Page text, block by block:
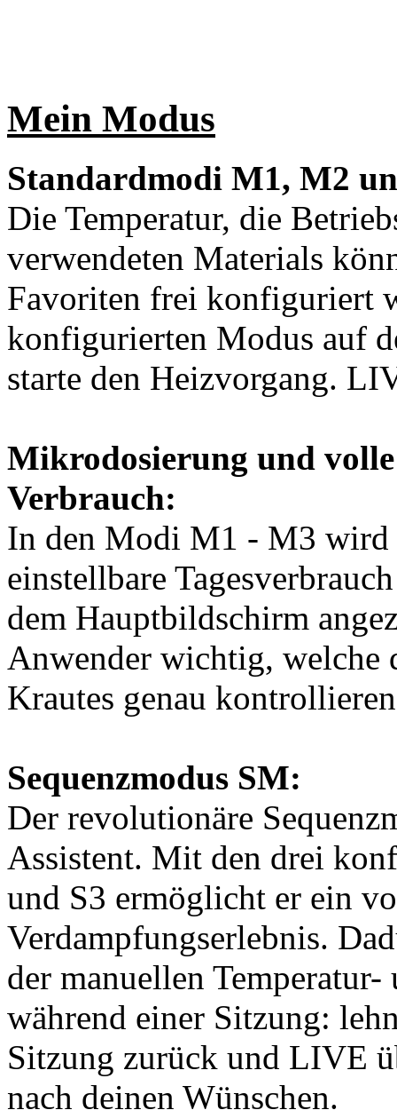
Mein Modus
Standardmodi M1, M2
Die Temperatur, die
verwendeten Materials
Favoriten frei konfiguriert
konfigurierten Modus auf
starte den Heizvorgang.
Mikrodosierung und
Verbrauch:
In den Modi M1 - M3 wird
einstellbare
dem Hauptbildschirm
Anwender wichtig, welche
Krautes genau
Sequenzmodus SM:
Der revolutionäre
Assistent. Mit den drei
und S3 ermöglicht er ein
Verdampfungserlebnis.
der manuellen
während einer Sitzung:
Sitzung zurück und LIVE
nach deinen Wünschen.